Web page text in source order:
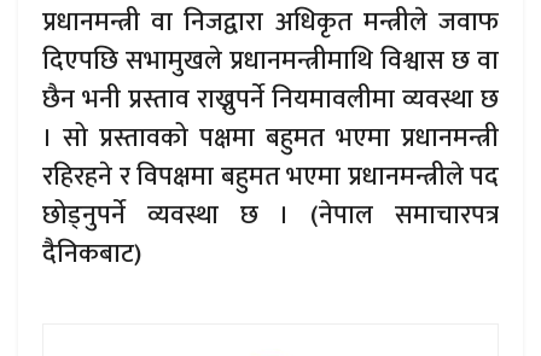
प्रधानमन्त्री वा निजद्वारा अधिकृत मन्त्रीले जवाफ
दिएपछि सभामुखले प्रधानमन्त्रीमाथि विश्वास छ वा
छैन भनी प्रस्ताव राख्नुपर्ने नियमावलीमा व्यवस्था छ
। सो प्रस्तावको पक्षमा बहुमत भएमा प्रधानमन्त्री
रहिरहने र विपक्षमा बहुमत भएमा प्रधानमन्त्रीले पद
छोड्नुपर्ने व्यवस्था छ । (नेपाल समाचारपत्र
दैनिकबाट)